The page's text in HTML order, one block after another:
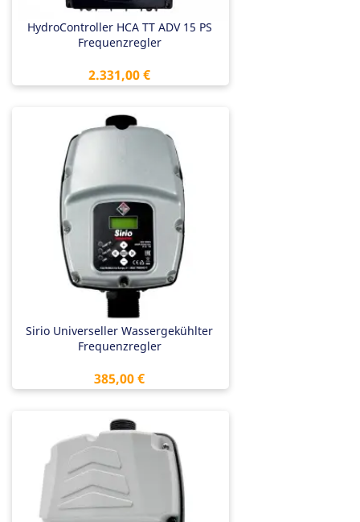
HydroController HCA TT ADV 15 PS
Frequenzregler
Preis
2.331,00 €
Sirio Universeller Wassergekühlter
Frequenzregler
Preis
385,00 €